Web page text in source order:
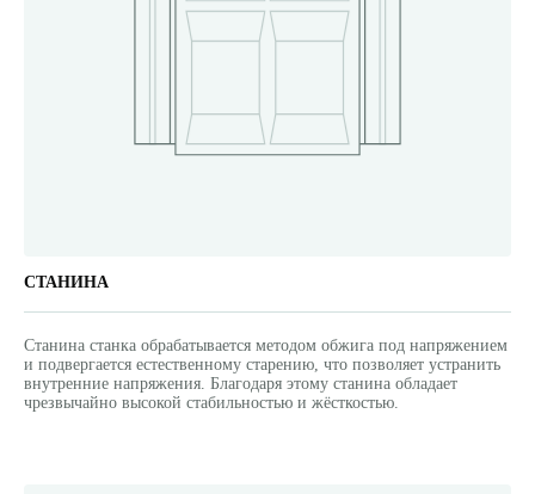
СТАНИНА
Станина станка обрабатывается методом обжига под напряжением
и подвергается естественному старению, что позволяет устранить
внутренние напряжения. Благодаря этому станина обладает
чрезвычайно высокой стабильностью и жёсткостью.